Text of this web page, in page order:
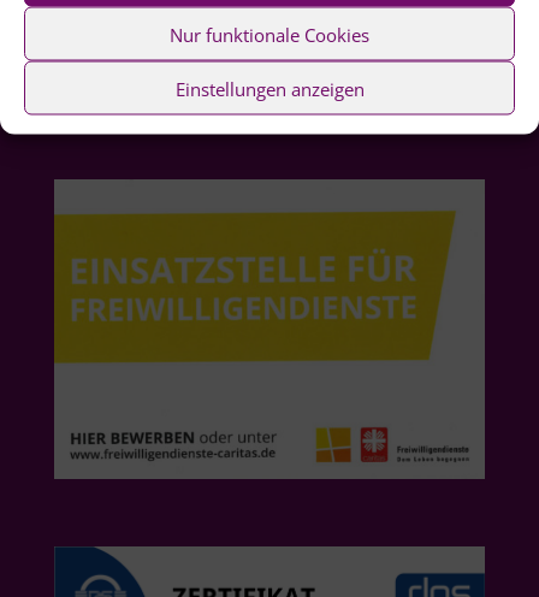
Nur funktionale Cookies
Einstellungen anzeigen